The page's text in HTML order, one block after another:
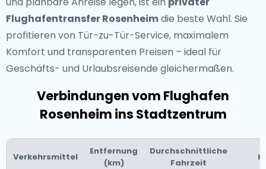
Flughafentransfer Rosenheimdie beste Wahl. Sie
profitieren von Tür-zu-Tür-Service, maximalem
Komfort und transparenten Preisen – ideal für
Geschäfts- und Urlaubsreisende gleichermaßen.
Verbindungen vom Flughafen
Rosenheim ins Stadtzentrum
Verkehrsmittel
Entfernung
(km)
Durchschnittliche
Fahrzeit